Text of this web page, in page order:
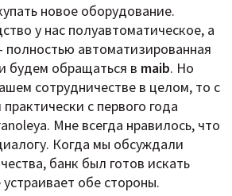
новое оборудование.
у нас полуавтоматическое, а
автоматизированная
будем обращаться в maib. Но
сотрудничестве в целом, то с
с первого года
Мне всегда нравилось, что
Когда мы обсуждали
банк был готов искать
обе стороны.